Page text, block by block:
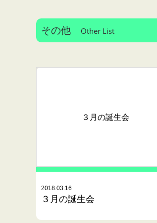
その他 Other List
３月の誕生会
2018.03.16
３月の誕生会